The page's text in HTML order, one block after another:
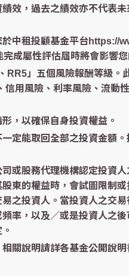
效，過去之績效亦不代表
中租投顧基金平台https://
成屬性評估屆時將會影響您
RR5」五個風險報酬等級。
用風險、利率風險、流動性
，以確保自身投資權益。
定能取回全部之投資金額
或股務代理機構認定投資
東的權益時，會試圖限制或
之投資人。當投資人之交易
率，以及／或是投資人之後
關說明請詳各基金公開說明